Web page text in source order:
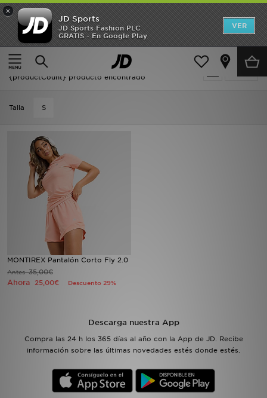
×
JD Sports
JD Sports Fashion PLC
GRATIS - En Google Play
VER
Página principal
Mujer
Oferta | Mujer - Naranja MONTIREX
{productCount} producto encontrado
Talla S
MONTIREX Pantalón Corto Fly 2.0
Antes35,00€
Ahora 25,00€ Descuento 29%
Descarga nuestra App
Compra las 24 h los 365 días al año con la App de JD. Recibe
información sobre las últimas novedades estés donde estés.
Hombre
Mujer
Niños
Ver Marcas
Deportes & Fitness
JD Fútbol